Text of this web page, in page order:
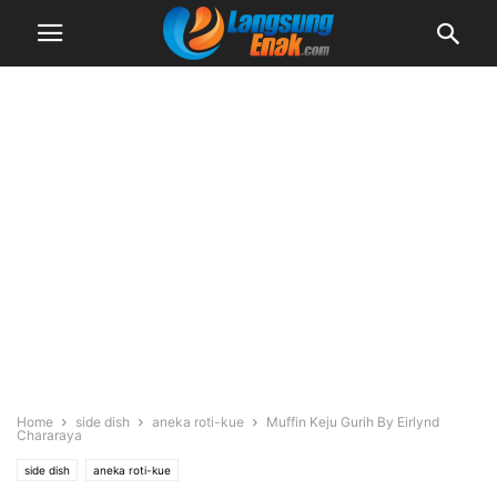
Home side dish aneka roti-kue
Muffin Keju Gurih By Eirlynd
Chararaya
side dish aneka roti-kue